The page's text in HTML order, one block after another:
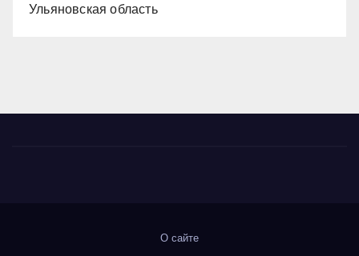
Ульяновская область
О сайте